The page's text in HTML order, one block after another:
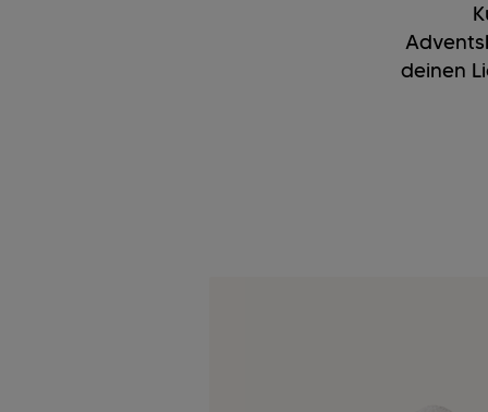
deinen